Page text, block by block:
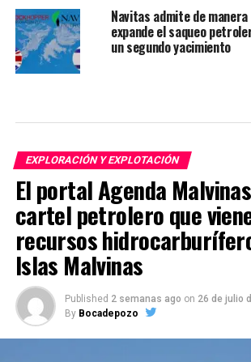
Navitas admite de
expande el saqueo
un segundo yacimiento
EXPLORACIÓN Y EXPLOTACIÓN
El portal Agenda
cartel petrolero que
recursos
Islas Malvinas
Published 2 semanas ago on 26 de julio
By Bocadepozo